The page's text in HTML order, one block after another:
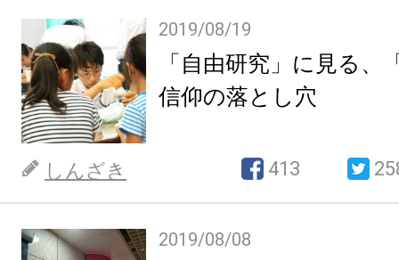
2019/08/19
「自由研究」に見る、
信仰の落とし穴
しんざき 413
2019/08/08